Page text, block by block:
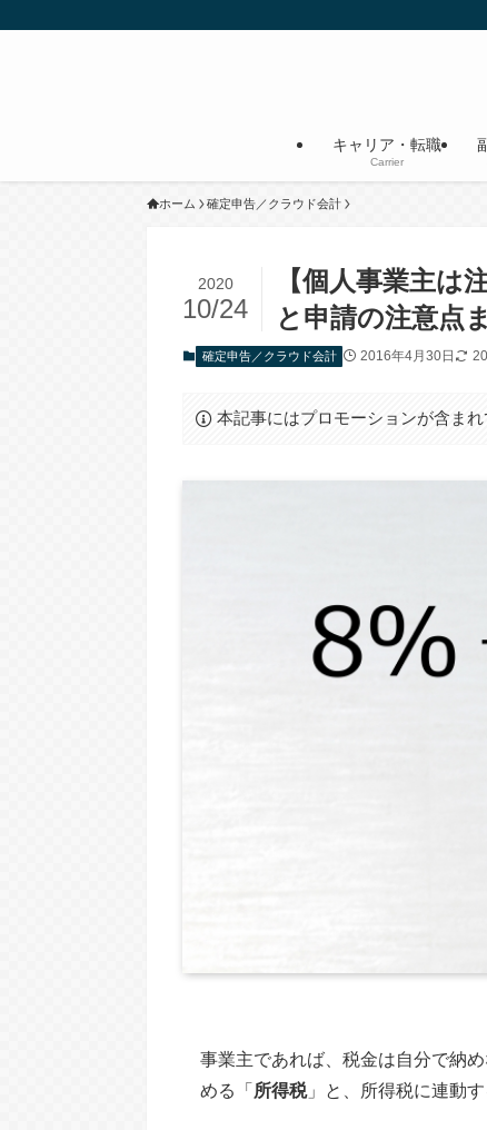
キャリア・転職
Carrier
ホーム 確定申告／クラウド会計
【個人事業主は
と申請の注意点
2020
10/24
確定申告／クラウド会計 2016年4月30日
本記事にはプロモーションが含ま
事業主であれば、税金は自分で納
める「 所得税」と、所得税に連動す